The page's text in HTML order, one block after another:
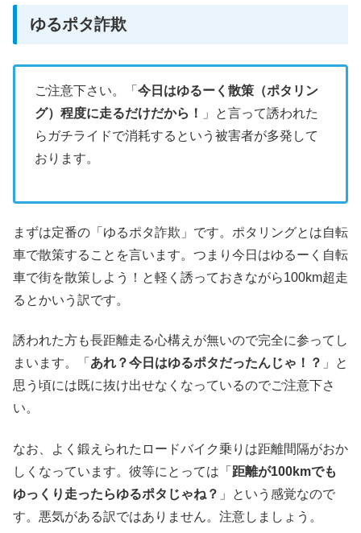
ゆるポタ詐欺
ご注意下さい。「 今日はゆるーく散策（ポタリン
グ）程度に走るだけだから！
」と言って誘われた
らガチライドで消耗するという被害者が多発して
おります。
まずは定番の「ゆるポタ詐欺」です。ポタリングとは自転
車で散策することを言います。つまり今日はゆるーく自転
車で街を散策しよう！と軽く誘っておきながら100km超走
るとかいう訳です。
誘われた方も長距離走る心構えが無いので完全に参ってし
まいます。「 あれ？今日はゆるポタだったんじゃ！？ 」と
思う頃には既に抜け出せなくなっているのでご注意下さ
い。
なお、よく鍛えられたロードバイク乗りは距離間隔がおか
しくなっています。彼等にとっては「 距離が100kmでも
ゆっくり走ったらゆるポタじゃね？ 」という感覚なので
す。悪気がある訳ではありません。注意しましょう。